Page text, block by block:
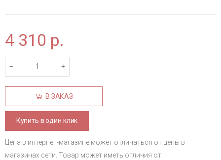
4 310 р.
В ЗАКАЗ
Купить в один клик
Цена в интернет-магазине может отличаться от цены в
магазинах сети. Товар может иметь отличия от